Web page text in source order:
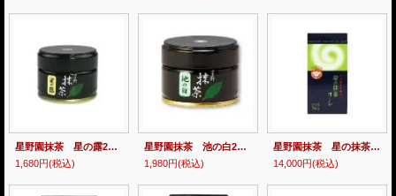
星野園抹茶 星の露20ｇ缶
1,680円(税込)
星野園抹茶 池の白20ｇ缶
1,980円(税込)
星野園抹茶 星の抹茶オーレ15gx７本 20個
14,000円(税込)